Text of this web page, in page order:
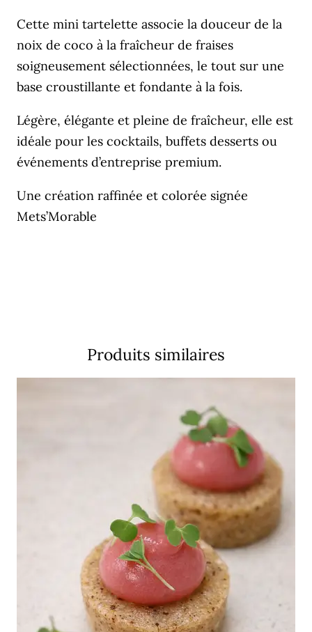
Cette mini tartelette associe la douceur de la
noix de coco à la fraîcheur de fraises
soigneusement sélectionnées, le tout sur une
base croustillante et fondante à la fois.
Légère, élégante et pleine de fraîcheur, elle est
idéale pour les cocktails, buffets desserts ou
événements d’entreprise premium.
Une création raffinée et colorée signée
Mets’Morable
Produits similaires